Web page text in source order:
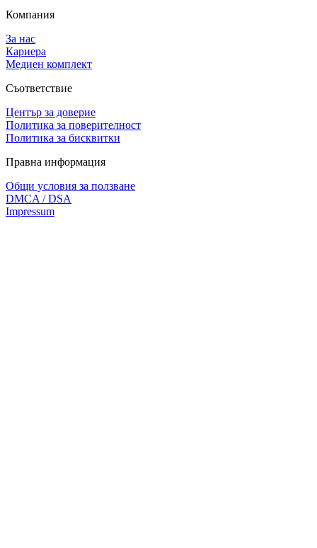
Компания
За нас
Кариера
Медиен комплект
Съответствие
Център за доверие
Политика за поверителност
Политика за бисквитки
Правна информация
Общи условия за ползване
DMCA / DSA
Impressum